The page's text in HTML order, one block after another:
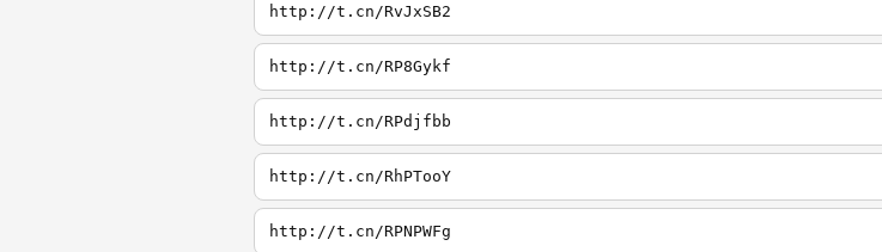
http://t.cn/RvJxSB2
http://t.cn/RP8Gykf
http://t.cn/RPdjfbb
http://t.cn/RhPTooY
http://t.cn/RPNPWFg